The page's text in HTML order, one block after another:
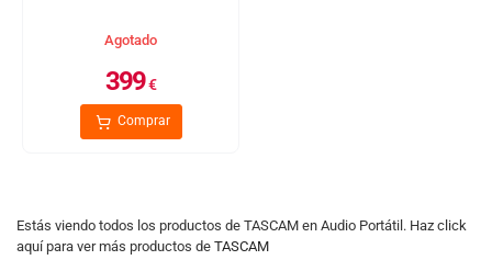
Agotado
399€
Comprar
Estás viendo todos los productos de TASCAM en Audio Portátil. Haz click
aquí para ver más productos de TASCAM